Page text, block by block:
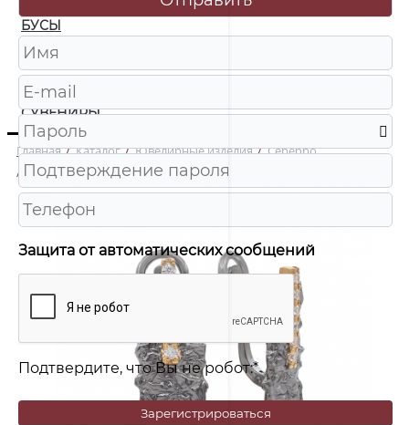
БУСЫ
ЧАСЫ
ШКАТУЛКИ
СУВЕНИРЫ
Главная / Каталог / Ювелирные изделия / Серебро
/
2436 Серьги Ag 925
Защита от автоматических сообщений
Подтвердите, что Вы не робот:*
Зарегистрироваться